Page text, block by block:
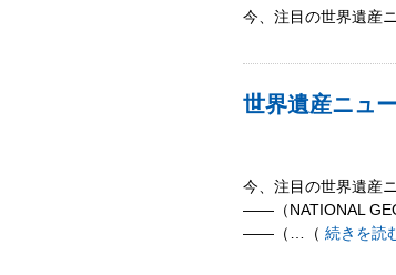
今、注目の世界遺産
世界遺産ニュ
今、注目の世界遺産
――（NATIONAL
――（…（ 続きを読